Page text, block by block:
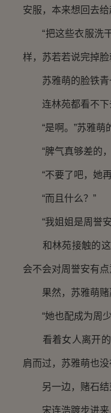
安服，本来想回去
“把这些衣服洗干
样，苏若若说完掉脸
苏雅萌的脸铁青
连林苑都看不下去
“是啊。”苏雅萌的
“脾气真够差的，
“不要了吧，她再
“而且什么？”
“我姐姐是周誉安
和林苑接触的这
会不会对周誉安有点
果然，苏雅萌赌
“她也配成为周少
看着女人离开的
肩而过，苏雅萌也
另一边，赌石结
宋连浩踱步进来